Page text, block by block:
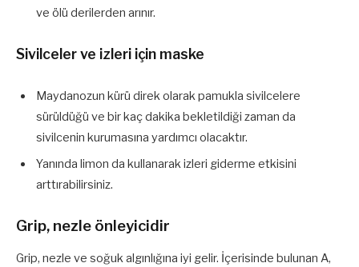
ve ölü derilerden arınır.
Sivilceler ve izleri için maske
Maydanozun kürü direk olarak pamukla sivilcelere
sürüldüğü ve bir kaç dakika bekletildiği zaman da
sivilcenin kurumasına yardımcı olacaktır.
Yanında limon da kullanarak izleri giderme etkisini
arttırabilirsiniz.
Grip, nezle önleyicidir
Grip, nezle ve soğuk algınlığına iyi gelir. İçerisinde bulunan A,